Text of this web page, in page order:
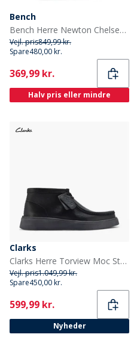
Bench
Bench Herre Newton Chelsea Støvler Brier
Vejl. pris849,99 kr.
Spare480,00 kr.
Current
369,99 kr.
Halv pris eller mindre
Clarks
Clarks Herre Torview Moc Støvler Black Leather
Vejl. pris1.049,99 kr.
Spare450,00 kr.
Current
599,99 kr.
Nyheder